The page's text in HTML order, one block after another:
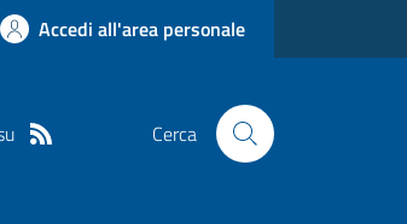
Accedi all'area personale
Cerca